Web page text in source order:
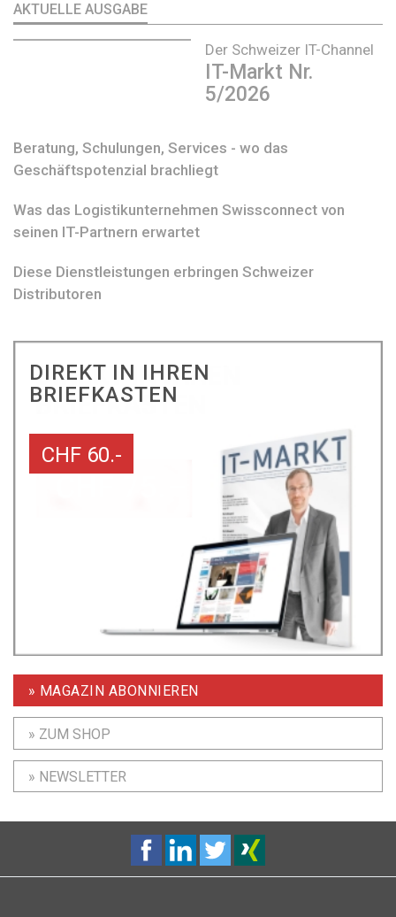
AKTUELLE AUSGABE
Der Schweizer IT-Channel
IT-Markt Nr.
5/2026
Beratung, Schulungen, Services - wo das
Geschäftspotenzial brachliegt
Was das Logistikunternehmen Swissconnect von
seinen IT-Partnern erwartet
Diese Dienstleistungen erbringen Schweizer
Distributoren
DIREKT IN IHREN
BRIEFKASTEN
CHF 60.-
» MAGAZIN ABONNIEREN
» ZUM SHOP
» NEWSLETTER